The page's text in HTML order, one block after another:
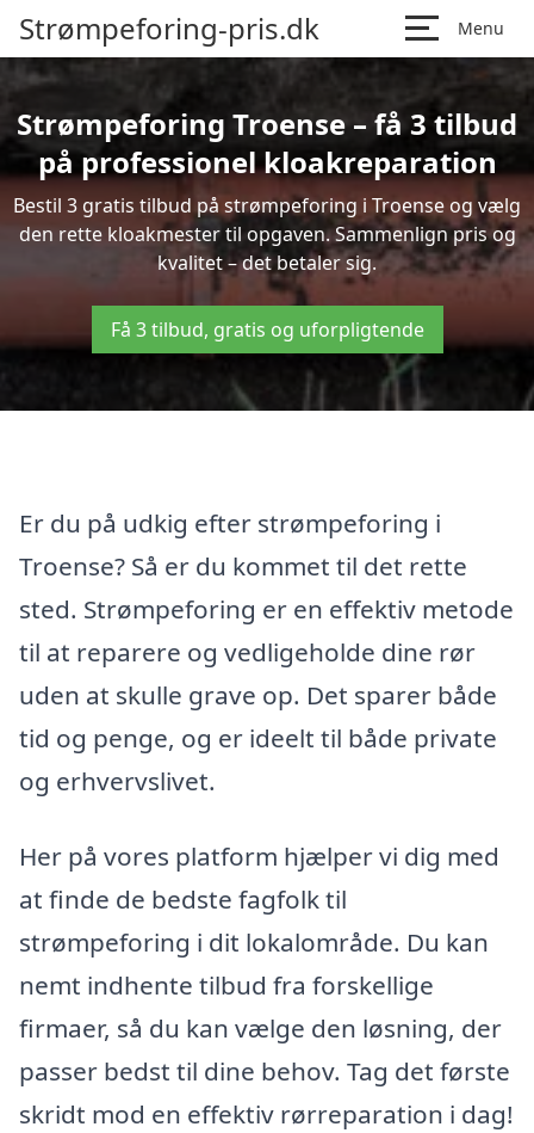
Strømpeforing-pris.dk Menu
Strømpeforing Troense – få 3 tilbud
på professionel kloakreparation
Bestil 3 gratis tilbud på strømpeforing i Troense og vælg
den rette kloakmester til opgaven. Sammenlign pris og
kvalitet – det betaler sig.
Få 3 tilbud, gratis og uforpligtende
Er du på udkig efter strømpeforing i
Troense? Så er du kommet til det rette
sted. Strømpeforing er en effektiv metode
til at reparere og vedligeholde dine rør
uden at skulle grave op. Det sparer både
tid og penge, og er ideelt til både private
og erhvervslivet.
Her på vores platform hjælper vi dig med
at finde de bedste fagfolk til
strømpeforing i dit lokalområde. Du kan
nemt indhente tilbud fra forskellige
firmaer, så du kan vælge den løsning, der
passer bedst til dine behov. Tag det første
skridt mod en effektiv rørreparation i dag!